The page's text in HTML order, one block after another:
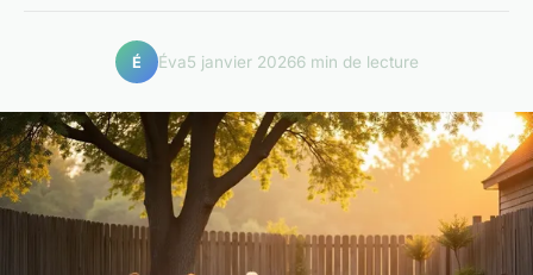
É Éva5 janvier 20266 min de lecture